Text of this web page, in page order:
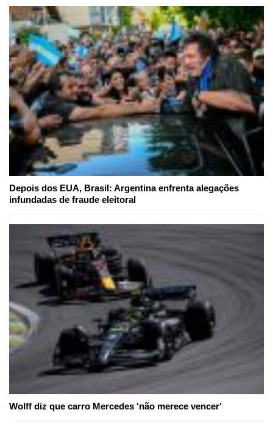
Depois dos EUA, Brasil: Argentina enfrenta alegações
infundadas de fraude eleitoral
Wolff diz que carro Mercedes 'não merece vencer'